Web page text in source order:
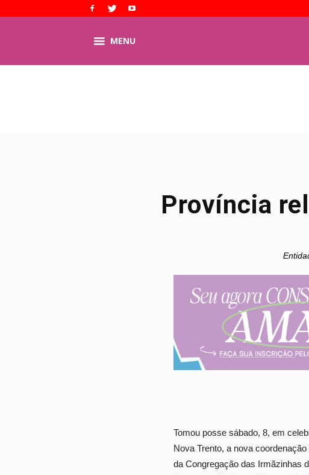
MENU
Província
Tomou posse sábado, 8, em
Nova Trento, a nova
da Congregação das Irmãzinhas